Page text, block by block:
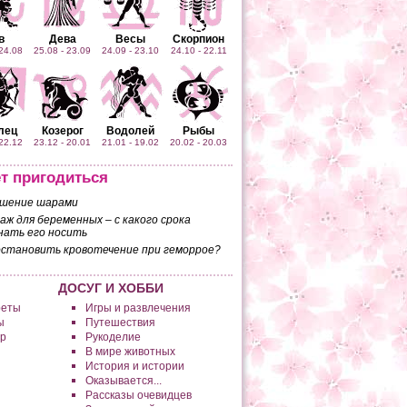
Дева
25.08 - 23.09
Весы
24.09 - 23.10
Скорпион
24.10 - 22.11
Козерог
23.12 - 20.01
Водолей
21.01 - 19.02
Рыбы
20.02 - 20.03
пригодиться
шарами
для беременных – с какого срока
его носить
кровотечение при геморрое?
ДОСУГ И ХОББИ
Игры и развлечения
Путешествия
Рукоделие
В мире животных
История и истории
Оказывается...
Рассказы очевидцев